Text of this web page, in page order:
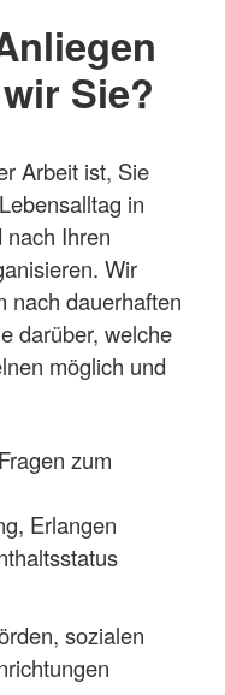
Sie?
Arbeit ist, Sie
in
nach Ihren
Wir
nach dauerhaften
darüber, welche
möglich und
zum
Erlangen
sozialen